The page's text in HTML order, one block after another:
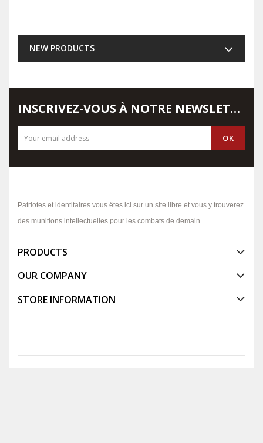
NEW PRODUCTS
INSCRIVEZ-VOUS À NOTRE NEWSLETTER
Patriotes et identitaires vous êtes ici sur un site libre et vous y trouverez
des munitions intellectuelles pour les combats de demain.
PRODUCTS
OUR COMPANY
STORE INFORMATION